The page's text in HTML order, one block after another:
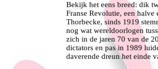
Bekijk het eens breed: dik
Franse Revolutie, een
Thorbecke, sinds 1919
nog wat wereldoorlogen
zich in de jaren 70 van de
dictators en pas in 1989
daverende dreun het einde